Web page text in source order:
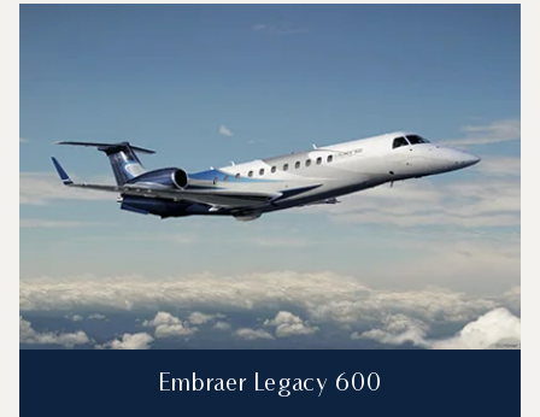
Embraer Legacy 600